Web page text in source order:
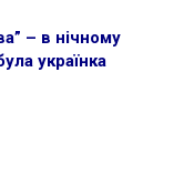
– в нічному
українка